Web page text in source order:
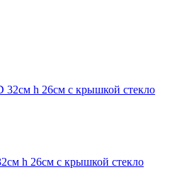
h 26см с крышкой стекло